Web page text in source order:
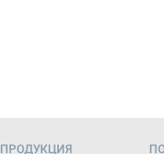
ПРОДУКЦИЯ